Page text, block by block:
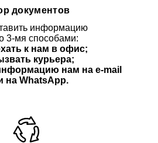
документов
информацию
3-мя способами:
к нам в офис;
курьера;
нам на e-mail
на WhatsApp.